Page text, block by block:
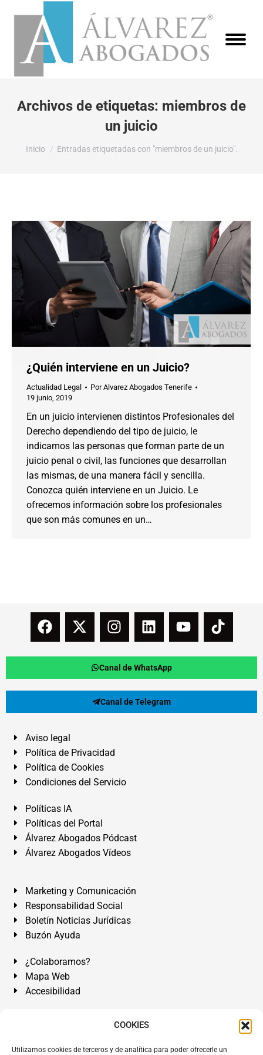
COOKIES
Utilizamos cookies de terceros y de analítica para poder ofrecerle un
Archivos de etiquetas: miembros de
un juicio
Estás aquí:
Inicio Entradas etiquetadas con "miembros de un juicio".
¿Quién interviene en un Juicio?
Actualidad Legal PorAlvarez Abogados Tenerife
19 junio, 2019
En un juicio intervienen distintos Profesionales del
Derecho dependiendo del tipo de juicio, le
indicamos las personas que forman parte de un
juicio penal o civil, las funciones que desarrollan
las mismas, de una manera fácil y sencilla.
Conozca quién interviene en un Juicio. Le
ofrecemos información sobre los profesionales
que son más comunes en un…
Canal de WhatsApp
Canal de Telegram
Aviso legal
Política de Privacidad
Política de Cookies
Condiciones del Servicio
Políticas IA
Políticas del Portal
Álvarez Abogados Pódcast
Álvarez Abogados Vídeos
Marketing y Comunicación
Responsabilidad Social
Boletín Noticias Jurídicas
Buzón Ayuda
¿Colaboramos?
Mapa Web
Accesibilidad
Álvarez Abogados Tenerife:Calle Teobaldo Power Nº 7,
de Tenerife. Islas Canarias.